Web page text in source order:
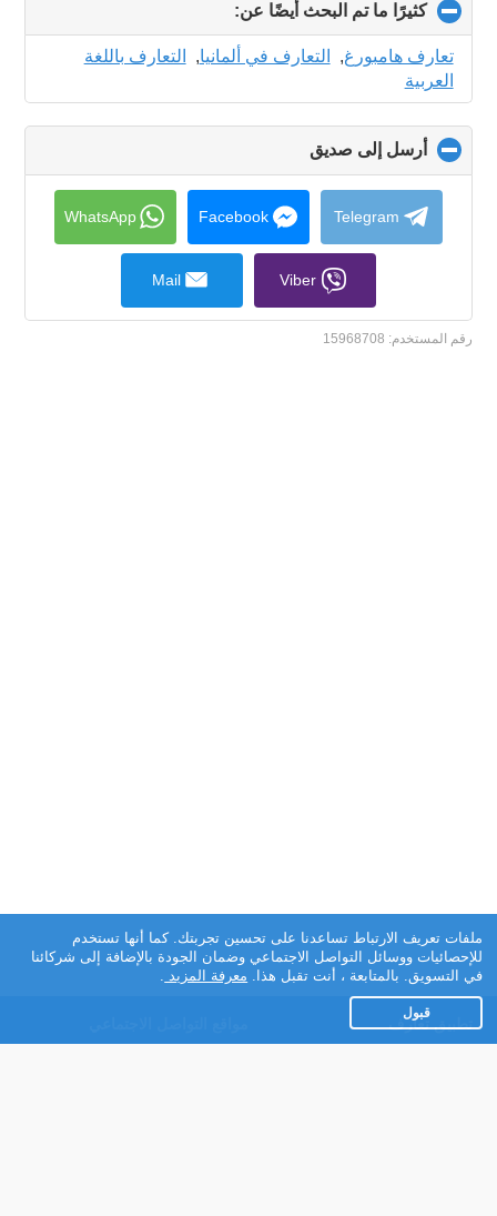
كثيرًا ما تم البحث أيضًا عن:
to
collapse
تعارف هامبورغ, التعارف في ألمانيا,
التعارف باللغة
العربية
أرسل إلى صديق
to
collapse
contents
Telegram
Facebook
WhatsApp
Viber
Mail
رقم المستخدم: 15968708
تطبيق تعارف
ملفات تعريف الارتباط تساعدنا على تحسين تجربتك. كما أنها تستخدم
للإحصائيات ووسائل التواصل الاجتماعي وضمان الجودة بالإضافة إلى شركائنا
في التسويق. بالمتابعة ، أنت تقبل هذا. معرفة المزيد .
قبول